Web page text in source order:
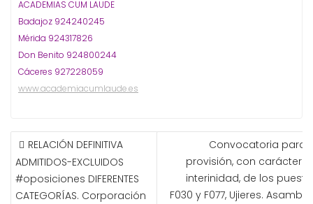
ACADEMIAS CUM LAUDE
Badajoz 924240245
Mérida 924317826
Don Benito 924800244
Cáceres 927228059
www.academiacumlaude.es
NAVEGACIÓN
DE
ENTRADAS
RELACIÓN DEFINITIVA
ADMITIDOS-EXCLUIDOS
#oposiciones DIFERENTES
CATEGORÍAS. Corporación
Convocatoria para
provisión, con carácter
interinidad, de los
F030 y F077, Ujieres.